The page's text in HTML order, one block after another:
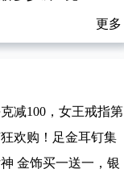
更多
减100，女王戒指第
欢购！足金耳钉集
金饰买一送一，银